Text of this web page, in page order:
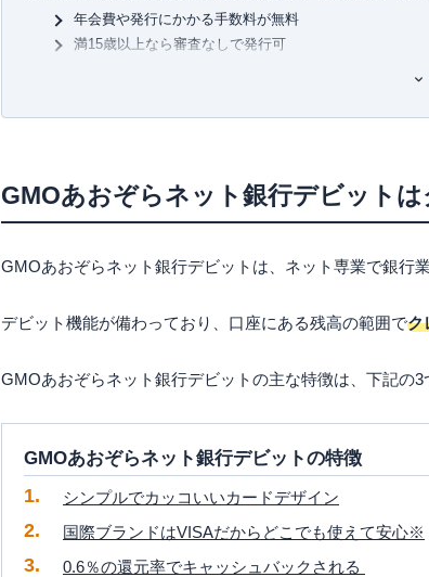
スの生き字引として情報発信を続けている。
ウエブは、「岩田昭男の上級カード道場」、まぐまぐでメルマガ
年会費や発行にかかる手数料が無料
満15歳以上なら審査なしで発行可
GMOあおぞらネット銀行デビットなら不正利用されて
QRコード決済への登録もできる
より高還元の他社デビットカードがある
海外での緊急再発行手数料が33,000円（税込）と高額
法人ならさらにパワフルなビジネスデビットカー
GMOあおぞらネット銀行デビットの基本情報まと
GMOあおぞらネット銀行デビット
GMOあおぞらネット銀行デビットは、ネット専業で銀行
デビット機能が備わっており、口座にある残高の範囲でク
GMOあおぞらネット銀行デビットの主な特徴は、下記の3
GMOあおぞらネット銀行デビットの特徴
シンプルでカッコいいカードデザイン
国際ブランドはVISAだからどこでも使えて安心※
0.6％の還元率でキャッシュバックされる